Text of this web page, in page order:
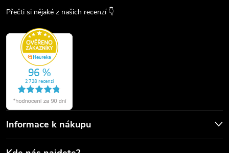
Přečti si nějaké z našich recenzí 👇
Informace k nákupu